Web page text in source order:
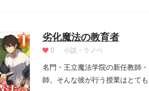
劣化魔法の教育者
0 小説・ラノベ
名門・王立魔法学院の新任教師
師。そんな彼が行う授業はとて